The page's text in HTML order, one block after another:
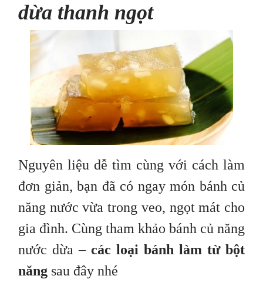
dừa thanh ngọt
Nguyên liệu dễ tìm cùng với cách làm
đơn giản, bạn đã có ngay món bánh củ
năng nước vừa trong veo, ngọt mát cho
gia đình. Cùng tham khảo bánh củ năng
nước dừa – các loại bánh làm từ bột
năng sau đây nhé